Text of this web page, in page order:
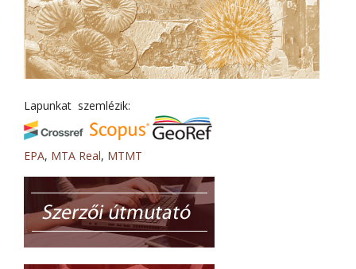
Lapunkat szemlézik:
EPA, MTA Real, MTMT